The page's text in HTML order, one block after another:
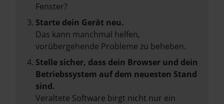
Fenster?
Starte dein Gerät neu.
Das kann manchmal helfen,
vorübergehende Probleme zu beheben.
Stelle sicher, dass dein Browser und dein
Betriebssystem auf dem neuesten Stand
sind.
Veraltete Software birgt nicht nur ein